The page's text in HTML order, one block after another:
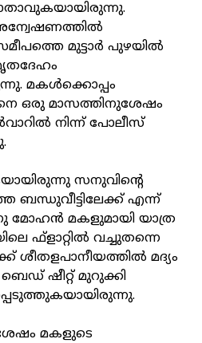
മുട്ടാര്‍ പുഴയില്‍
മകള്‍ക്കൊപ്പം
ഒരു മാസത്തിനുശേഷം
നിന്ന് പോലീസ്
സനുവിന്റെ
ബന്ധുവീട്ടിലേക്ക് എന്ന്
മകളുമായി യാത്ര
ഫ്‌ളാറ്റില്‍ വച്ചുതന്നെ
മദ്യം
ഷീറ്റ് മുറുക്കി
മകളുടെ